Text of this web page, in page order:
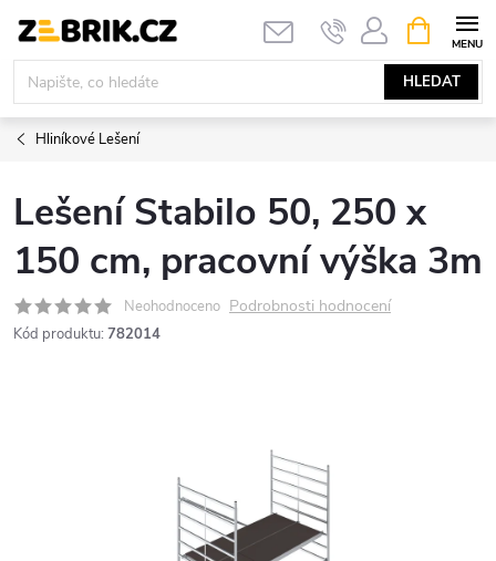
obsah
HLEDAT
NÁKUPNÍ
KOŠÍK
Hliníkové Lešení
Lešení Stabilo 50, 250 x
150 cm, pracovní výška 3m
Neohodnoceno Podrobnosti hodnocení
Kód produktu: 782014